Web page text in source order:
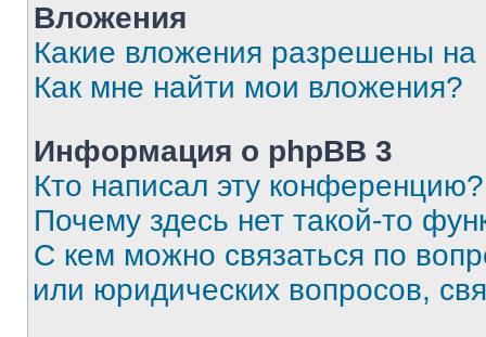
Вложения
Какие вложения разрешены
Как мне найти мои вложения?
Информация о phpBB 3
Кто написал эту конференцию?
Почему здесь нет такой-то
С кем можно связаться по
или юридических вопросов,